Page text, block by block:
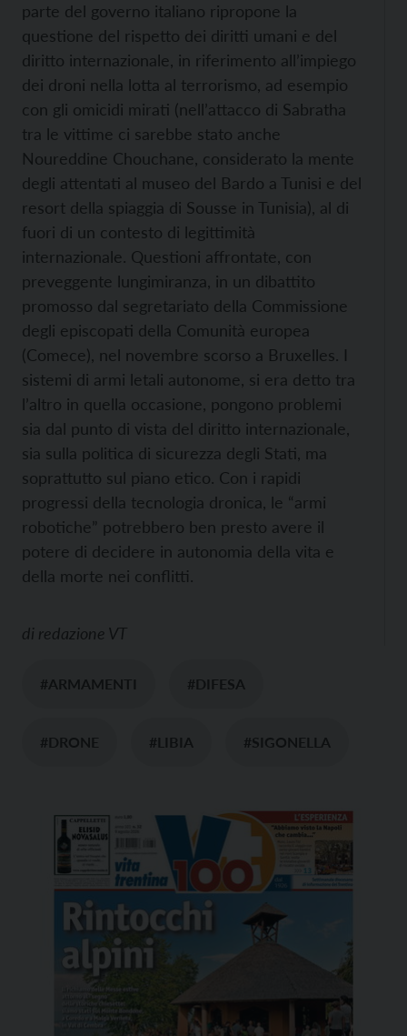
parte del governo italiano ripropone la
questione del rispetto dei diritti umani e del
diritto internazionale, in riferimento all’impiego
dei droni nella lotta al terrorismo, ad esempio
con gli omicidi mirati (nell’attacco di Sabratha
tra le vittime ci sarebbe stato anche
Noureddine Chouchane, considerato la mente
degli attentati al museo del Bardo a Tunisi e del
resort della spiaggia di Sousse in Tunisia), al di
fuori di un contesto di legittimità
internazionale. Questioni affrontate, con
preveggente lungimiranza, in un dibattito
promosso dal segretariato della Commissione
degli episcopati della Comunità europea
(Comece), nel novembre scorso a Bruxelles. I
sistemi di armi letali autonome, si era detto tra
l’altro in quella occasione, pongono problemi
sia dal punto di vista del diritto internazionale,
sia sulla politica di sicurezza degli Stati, ma
soprattutto sul piano etico. Con i rapidi
progressi della tecnologia dronica, le “armi
robotiche” potrebbero ben presto avere il
potere di decidere in autonomia della vita e
della morte nei conflitti.
di redazione VT
#ARMAMENTI #DIFESA
#DRONE #LIBIA #SIGONELLA